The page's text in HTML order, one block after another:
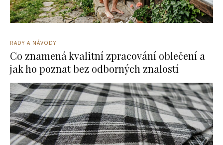
RADY A NÁVODY
Co znamená kvalitní zpracování oblečení a
jak ho poznat bez odborných znalostí